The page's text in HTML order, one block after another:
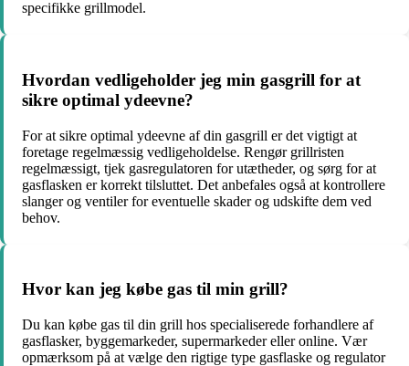
specifikke grillmodel.
Hvordan vedligeholder jeg min gasgrill for at
sikre optimal ydeevne?
For at sikre optimal ydeevne af din gasgrill er det vigtigt at
foretage regelmæssig vedligeholdelse. Rengør grillristen
regelmæssigt, tjek gasregulatoren for utætheder, og sørg for at
gasflasken er korrekt tilsluttet. Det anbefales også at kontrollere
slanger og ventiler for eventuelle skader og udskifte dem ved
behov.
Hvor kan jeg købe gas til min grill?
Du kan købe gas til din grill hos specialiserede forhandlere af
gasflasker, byggemarkeder, supermarkeder eller online. Vær
opmærksom på at vælge den rigtige type gasflaske og regulator